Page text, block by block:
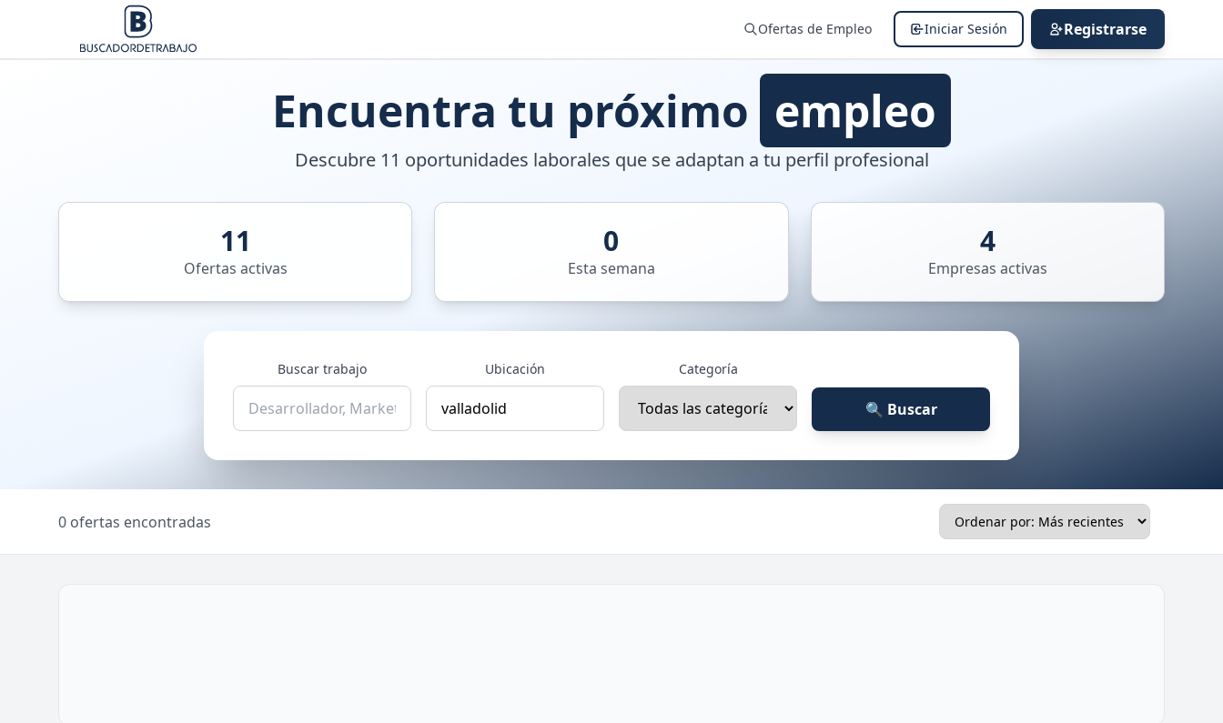
Ofertas de Empleo Iniciar Sesión Registrarse
Encuentra tu próximo empleo
Descubre 11 oportunidades laborales que se adaptan a tu perfil profesional
11
Ofertas activas
0
Esta semana
4
Empresas activas
Buscar trabajo Ubicación Categoría
🔍 Buscar
0 ofertas encontradas